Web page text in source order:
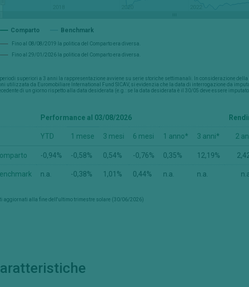
Comparto Benchmark
Fino al 08/08/2019 la politica del Comparto era diversa.
Fino al 29/01/2026 la politica del Comparto era diversa.
periodi superiori a 3 anni la rappresentazione avviene su serie storiche settimanali. In considerazione
utilizzata da Euromobiliare International Fund SICAV, si evidenzia che la data di interrogazione da
di un giorno rispetto alla data desiderata (e.g.: se la data desiderata è il 30/05 deve essere
Performance al 03/08/2026
YTD 1 mese 3 mesi 6 mesi 1 anno* 3 anni* 2
-0,94% -0,58% 0,54% -0,76% 0,35% 12,19%
n.a. -0,38% 1,01% 0,44% n.a. n.a.
aggiornati alla fine dell'ultimo trimestre solare (30/06/2026)